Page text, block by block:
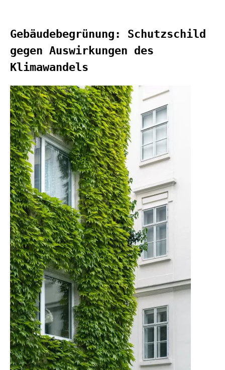
Gebäudebegrünung: Schutzschild
gegen Auswirkungen des
Klimawandels